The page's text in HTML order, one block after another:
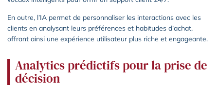
En outre, l’IA permet de personnaliser les interactions avec les
clients en analysant leurs préférences et habitudes d’achat,
offrant ainsi une expérience utilisateur plus riche et engageante.
Analytics prédictifs pour la prise de
décision